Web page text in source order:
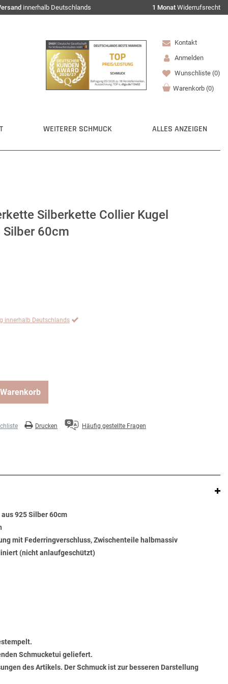
innerhalb Deutschlands 1 Monat Widerrufsrecht
Kontakt
Anmelden
Wunschliste (0)
Warenkorb (0)
WEITERER SCHMUCK ALLES ANZEIGEN
Silberkette Collier Kugel
60cm
innerhalb Deutschlands
Drucken Häufig gestellte Fragen
925 Silber 60cm
mit Federringverschluss, Zwischenteile halbmassiv
(nicht anlaufgeschützt)
Schmucketui geliefert.
des Artikels. Der Schmuck ist zur besseren Darstellung